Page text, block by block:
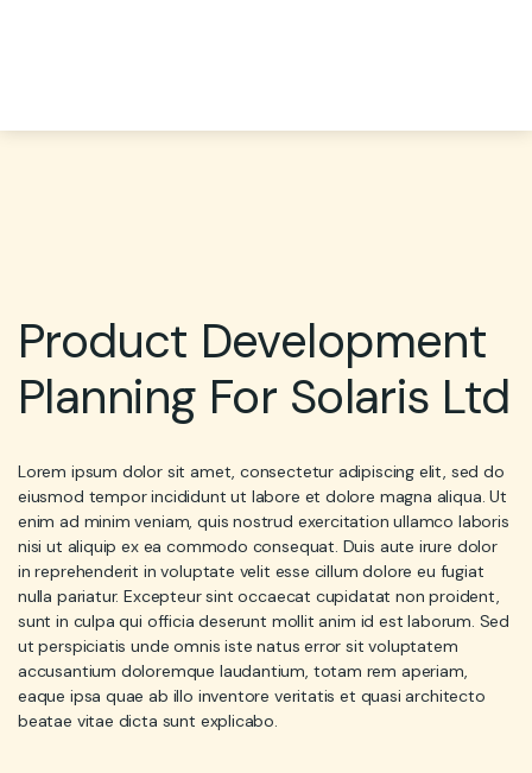
Product Development
Planning For Solaris Ltd
Lorem ipsum dolor sit amet, consectetur adipiscing elit, sed do
eiusmod tempor incididunt ut labore et dolore magna aliqua. Ut
enim ad minim veniam, quis nostrud exercitation ullamco laboris
nisi ut aliquip ex ea commodo consequat. Duis aute irure dolor
in reprehenderit in voluptate velit esse cillum dolore eu fugiat
nulla pariatur. Excepteur sint occaecat cupidatat non proident,
sunt in culpa qui officia deserunt mollit anim id est laborum. Sed
ut perspiciatis unde omnis iste natus error sit voluptatem
accusantium doloremque laudantium, totam rem aperiam,
eaque ipsa quae ab illo inventore veritatis et quasi architecto
beatae vitae dicta sunt explicabo.